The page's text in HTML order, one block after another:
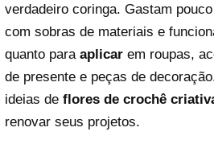
verdadeiro coringa. Gastam
com sobras de materiais e
quanto para aplicar em roupas,
de presente e peças de
ideias de flores de crochê
renovar seus projetos.